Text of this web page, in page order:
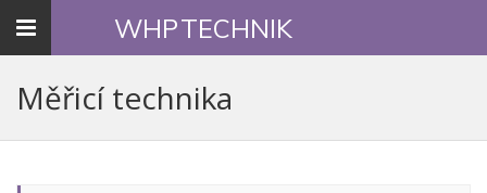
Toggle
WHPTECHNIK
Měřicí technika